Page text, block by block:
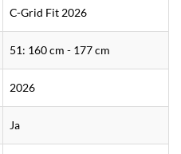
C-Grid Fit 2026
51: 160 cm - 177 cm
2026
Ja